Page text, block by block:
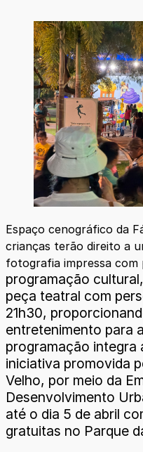
Espaço cenográfico da
crianças terão direito a
fotografia impressa com
programação
peça teatral com
21h30,
entretenimento para
programação integra
iniciativa promovida
Velho, por meio da
Desenvolvimento
até o dia 5 de abril
gratuitas no Parque